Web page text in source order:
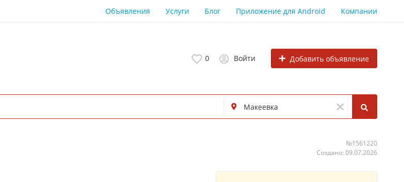
Объявления Услуги Блог Приложение для Android Компании
0 Войти Добавить объявление
№1561220
Создано: 09.07.2026